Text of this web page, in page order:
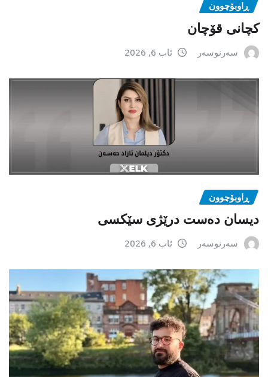
ڕاوبۆچوون
کچانی قۆچان
سەرنوسەر ئاب 6, 2026
ڕاوبۆچوون
دیسان دەست درێژی سێکسی
سەرنوسەر ئاب 6, 2026